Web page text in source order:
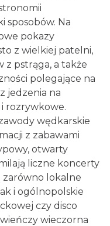
2026-08-15
2026-08-09
sposobów. Na
pokazy
z wielkiej patelni,
z pstrąga, a także
polegające na
jedzenia na
rozrywkowe.
wędkarskie
z zabawami
otwarty
liczne koncerty
zarówno lokalne
i ogólnopolskie
czy disco
wieczorna